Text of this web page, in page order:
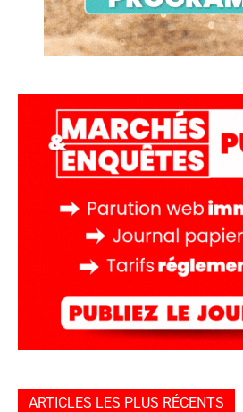
ARTICLES LES PLUS RÉCENTS